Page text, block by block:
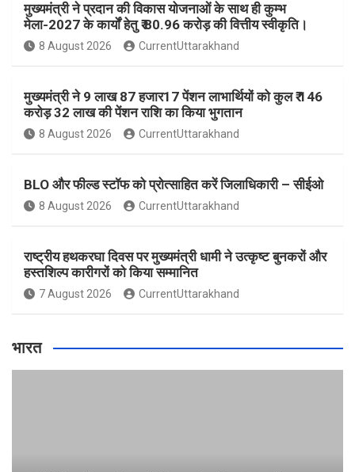
मुख्यमंत्री ने प्रदान की विकास योजनाओं के साथ ही कुम्भ
मेला-2027 के कार्यों हेतु ₹ 80.96 करोड़ की वित्तीय स्वीकृति।
8 August 2026 CurrentUttarakhand
मुख्यमंत्री ने 9 लाख 87 हजार17 पेंशन लाभार्थियों को कुल ₹ 146
करोड़ 32 लाख की पेंशन राशि का किया भुगतान
8 August 2026 CurrentUttarakhand
BLO और फील्ड स्टॉफ को प्रोत्साहित करें जिलाधिकारी – सीईओ
8 August 2026 CurrentUttarakhand
राष्ट्रीय हथकरघा दिवस पर मुख्यमंत्री धामी ने उत्कृष्ट बुनकरों और
हस्तशिल्प कारीगरों को किया सम्मानित
7 August 2026 CurrentUttarakhand
भारत